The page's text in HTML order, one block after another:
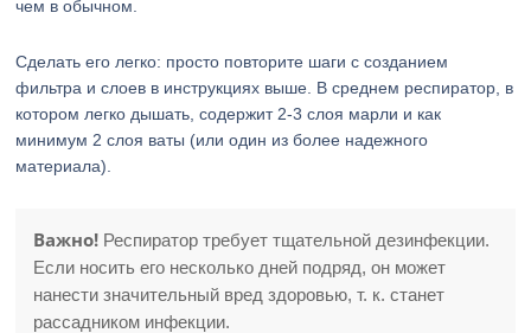
чем в обычном.
Сделать его легко: просто повторите шаги с созданием
фильтра и слоев в инструкциях выше. В среднем респиратор, в
котором легко дышать, содержит 2-3 слоя марли и как
минимум 2 слоя ваты (или один из более надежного
материала).
Важно! Респиратор требует тщательной дезинфекции.
Если носить его несколько дней подряд, он может
нанести значительный вред здоровью, т. к. станет
рассадником инфекции.